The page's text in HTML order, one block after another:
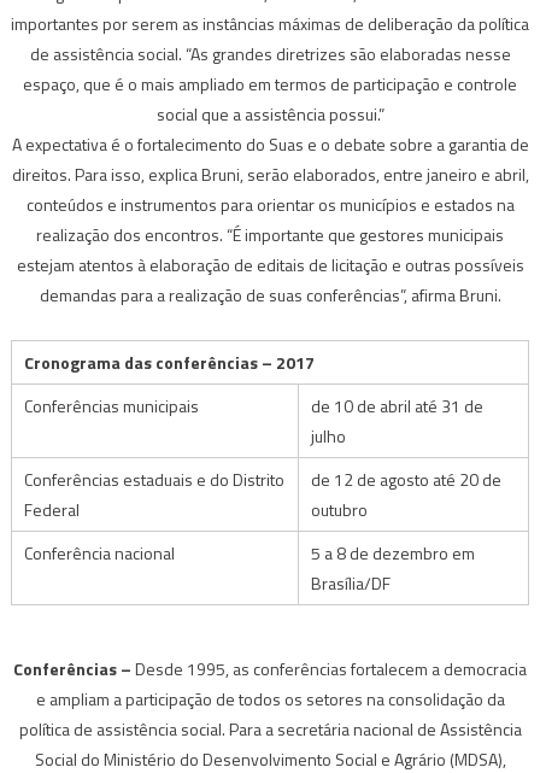
importantes por serem as instâncias máximas de deliberação da política
de assistência social. “As grandes diretrizes são elaboradas nesse
espaço, que é o mais ampliado em termos de participação e controle
social que a assistência possui.”
A expectativa é o fortalecimento do Suas e o debate sobre a garantia de
direitos. Para isso, explica Bruni, serão elaborados, entre janeiro e abril,
conteúdos e instrumentos para orientar os municípios e estados na
realização dos encontros. “É importante que gestores municipais
estejam atentos à elaboração de editais de licitação e outras possíveis
demandas para a realização de suas conferências”, afirma Bruni.
Cronograma das conferências – 2017
Conferências municipais
de 10 de abril até 31 de
julho
Conferências estaduais e do Distrito
Federal
de 12 de agosto até 20 de
outubro
Conferência nacional
5 a 8 de dezembro em
Brasília/DF
Conferências –Desde 1995, as conferências fortalecem a democracia
e ampliam a participação de todos os setores na consolidação da
política de assistência social. Para a secretária nacional de Assistência
Social do Ministério do Desenvolvimento Social e Agrário (MDSA),